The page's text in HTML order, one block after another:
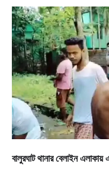
বালুরঘাট থানার বেলাইন